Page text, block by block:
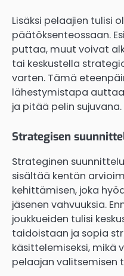
Lisäksi pelaajien tulisi
päätöksenteossaan.
puttaa, muut voivat
tai keskustella
varten. Tämä
lähestymistapa
ja pitää pelin sujuvana.
Strategisen
Strateginen
sisältää kentän
kehittämisen, joka
jäsenen vahvuuksia.
joukkueiden tulisi
taidoistaan ja sopia
käsittelemiseksi, mikä
pelaajan valitsemisen